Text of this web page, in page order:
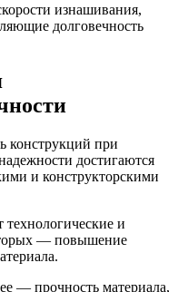
изнашивания,
долговечность
конструкций при
достигаются
и конструкторскими
и
— повышение
— прочность материала,